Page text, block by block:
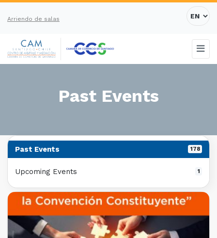
Arriendo de salas
Past Events
PAST EVENTS
Past Events 178
Upcoming Events 1